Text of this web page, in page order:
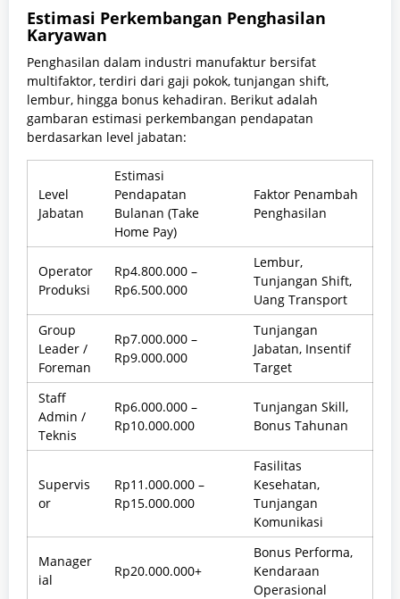
Estimasi Perkembangan Penghasilan
Karyawan
Penghasilan dalam industri manufaktur bersifat
multifaktor, terdiri dari gaji pokok, tunjangan shift,
lembur, hingga bonus kehadiran. Berikut adalah
gambaran estimasi perkembangan pendapatan
berdasarkan level jabatan:
Level
Jabatan
Estimasi
Pendapatan
Bulanan (Take
Home Pay)
Faktor Penambah
Penghasilan
Operator
Produksi
Rp4.800.000 –
Rp6.500.000
Lembur,
Tunjangan Shift,
Uang Transport
Group
Leader /
Foreman
Rp7.000.000 –
Rp9.000.000
Tunjangan
Jabatan, Insentif
Target
Staff
Admin /
Teknis
Rp6.000.000 –
Rp10.000.000
Tunjangan Skill,
Bonus Tahunan
Supervis
or
Rp11.000.000 –
Rp15.000.000
Fasilitas
Kesehatan,
Tunjangan
Komunikasi
Manager
ial
Rp20.000.000+
Bonus Performa,
Kendaraan
Operasional